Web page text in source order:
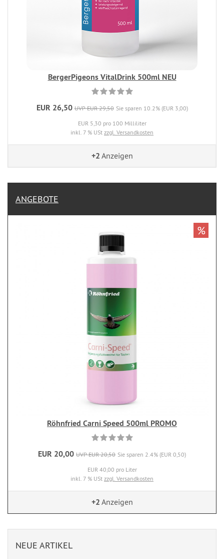
BergerPigeons VitalDrink 500ml NEU
EUR 26,50 UVP EUR 29,50 Sie sparen 10.2% (EUR 3,00)
EUR 5,30 pro 100 Milliliter
inkl. 7 % USt zzgl. Versandkosten
+2 Anzeigen
ANGEBOTE
Röhnfried Carni Speed 500ml PROMO
EUR 20,00 UVP EUR 20,50 Sie sparen 2.4% (EUR 0,50)
EUR 40,00 pro Liter
inkl. 7 % USt zzgl. Versandkosten
%
+2 Anzeigen
NEUE ARTIKEL